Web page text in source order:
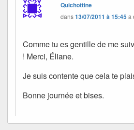
Quichottine
dans13/07/2011 à 15:45a
Comme tu es gentille de me
! Merci, Éliane.
Je suis contente que cela te
Bonne journée et bises.